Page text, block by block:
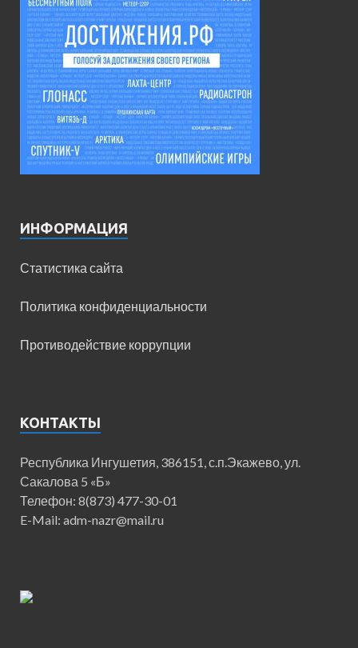
ИНФОРМАЦИЯ
Статистика сайта
Политика конфиденциальности
Противодействие коррупции
КОНТАКТЫ
Республика Ингушетия, 386151, с.п.Экажево, ул.
Сакалова 5 «Б»
Телефон: 8(873) 477-30-01
E-Mail: adm-nazr@mail.ru